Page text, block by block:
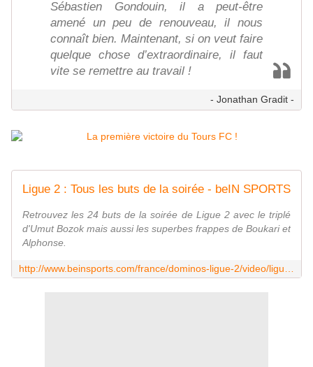
Sébastien Gondouin, il a peut-être
amené un peu de renouveau, il nous
connaît bien. Maintenant, si on veut faire
quelque chose d’extraordinaire, il faut
vite se remettre au travail !
- Jonathan Gradit -
Ligue 2 : Tous les buts de la soirée - beIN SPORTS
Retrouvez les 24 buts de la soirée de Ligue 2 avec le triplé
d'Umut Bozok mais aussi les superbes frappes de Boukari et
Alphonse.